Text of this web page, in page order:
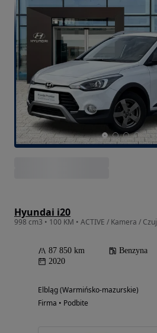
Hyundai i20
87 850 km Benzyna
2020
Elbląg (Warmińsko-mazurskie)
Firma • Podbite